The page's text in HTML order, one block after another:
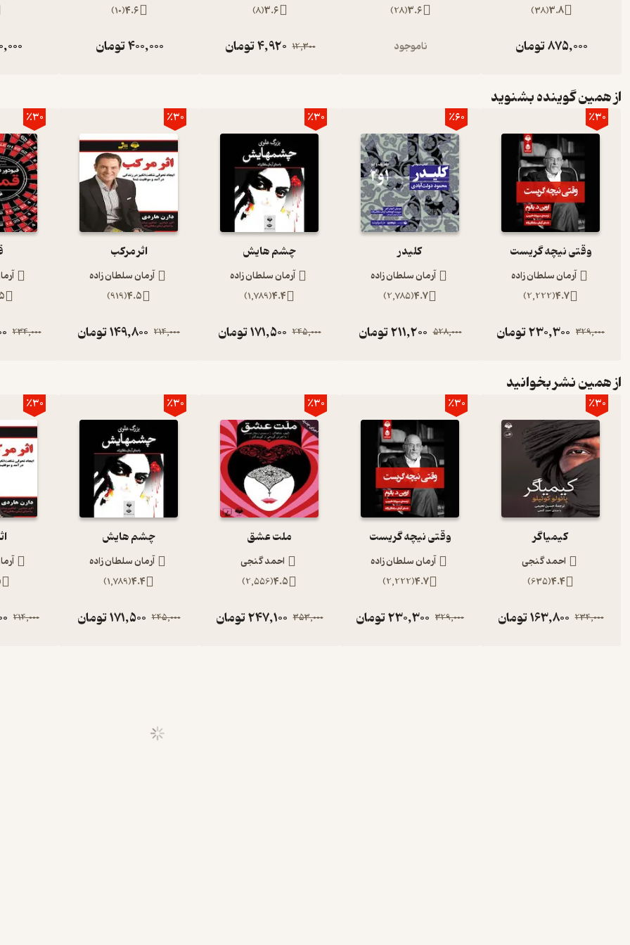
دیگر کتاب‌ها در زمینه‌ی داستان‌های آلمانی می‌توانید به قسمت دسته‌بندی کتاب‌ها مراجعه و کتاب‌های این موضوع را یکجا مشاهده کنید.
3.8
(
38
)
875,000تومان
3.6
(
28
)
ناموجود
3.6
(
8
)
12,300
4,920تومان
4.6
(
10
)
400,000تومان
از همین گوینده بشنوید
٪30
وقتی نیچه گریست
آرمان سلطان زاده
4.7
(
2,222
)
329,000
230,300تومان
٪60
کلیدر
آرمان سلطان زاده
4.7
(
2,785
)
528,000
211,200تومان
٪30
چشم هایش
آرمان سلطان زاده
4.4
(
1,789
)
245,000
171,500تومان
٪30
اثر مرکب
آرمان سلطان زاده
4.5
(
919
)
214,000
149,800تومان
٪30
234,000
از همین نشر بخوانید
٪30
کیمیاگر
احمد گنجی
4.4
(
635
)
234,000
163,800تومان
٪30
وقتی نیچه گریست
آرمان سلطان زاده
4.7
(
2,222
)
329,000
230,300تومان
٪30
ملت عشق
احمد گنجی
4.5
(
2,556
)
353,000
247,100تومان
٪30
چشم هایش
آرمان سلطان زاده
4.4
(
1,789
)
245,000
171,500تومان
٪30
214,000